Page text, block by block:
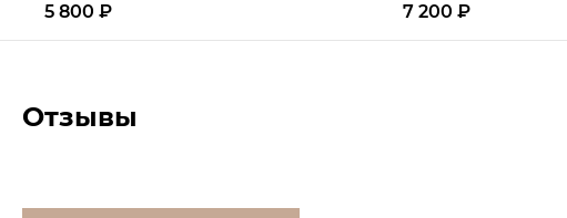
5 800 ₽ 7 200 ₽
Отзывы